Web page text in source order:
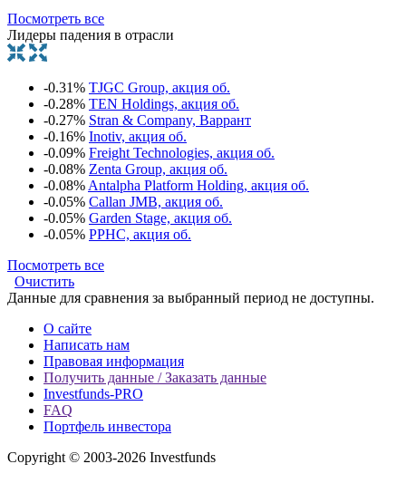
Посмотреть все
Лидеры падения в отрасли
-0.31% TJGC Group, акция об.
-0.28% TEN Holdings, акция об.
-0.27% Stran & Company, Варрант
-0.16% Inotiv, акция об.
-0.09% Freight Technologies, акция об.
-0.08% Zenta Group, акция об.
-0.08% Antalpha Platform Holding, акция об.
-0.05% Callan JMB, акция об.
-0.05% Garden Stage, акция об.
-0.05% PPHC, акция об.
Посмотреть все
Очистить
Данные для сравнения за выбранный период не доступны.
О сайте
Написать нам
Правовая информация
Получить данные / Заказать данные
Investfunds-PRO
FAQ
Портфель инвестора
Copyright © 2003-2026 Investfunds